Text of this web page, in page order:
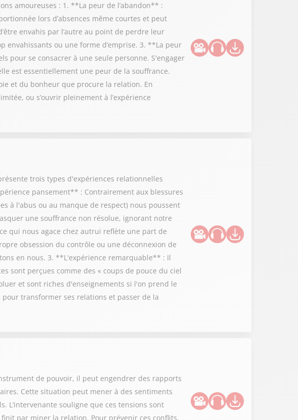
amoureuses : 1. **La peur de l’abandon** :
lors d’absences même courtes et peut
envahis par l’autre au point de perdre leur
envahissants ou une forme d’emprise. 3. **La peur
pour se consacrer à une seule personne. S'engager
est essentiellement une peur de la souffrance.
et du bonheur que procure la relation. En
ou s’ouvrir pleinement à l’expérience
trois types d'expériences relationnelles
pansement** : Contrairement aux blessures
à l'abus ou au manque de respect) nous poussent
une souffrance non résolue, ignorant notre
qui nous agace chez autrui reflète une part de
obsession du contrôle ou une déconnexion de
en nous. 3. **L'expérience remarquable** : Il
sont perçues comme des « coups de pouce du ciel
et sont riches d'enseignements si l'on prend le
transformer ses relations et passer de la
de pouvoir, il peut engendrer des rapports
Cette situation peut mener à des sentiments
L’intervenante souligne que ces tensions sont
par miner la relation. Pour prévenir ces conflits,